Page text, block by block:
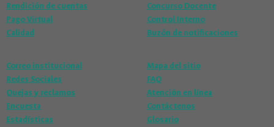
Rendición de cuentas
Pago Virtual
Calidad
Concurso Docente
Control Interno
Buzón de notificaciones
Correo institucional
Redes Sociales
Quejas y reclamos
Encuesta
Estadísticas
Mapa del sitio
FAQ
Atención en línea
Contáctenos
Glosario